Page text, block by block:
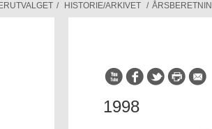
/ HISTORIE/ARKIVET /
1998